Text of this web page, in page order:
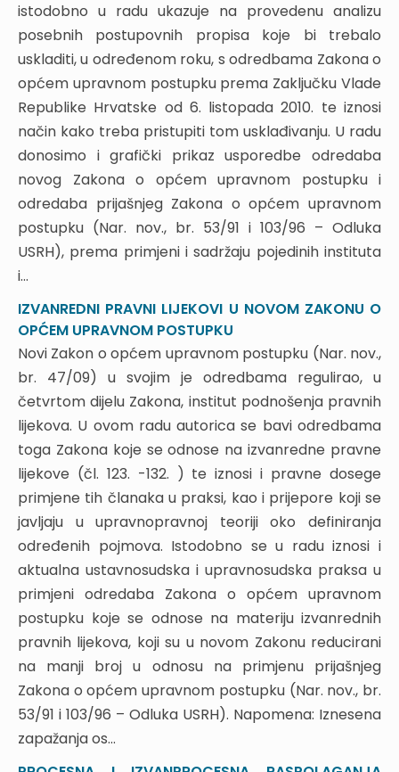
zakona u odnosu na ZUP
4.2.1. Zaključak Vlade RH
4.3. Implementacija novih pravnih instituta i
pojmova ZUP-a u zakonodavstvo
4.4. Potreba mijenjanja terminologije u posebnim
zakonima
4.5. Nužna revizija zakona u svezi s primjenom
Zakona o upravnim sporovima
4.6. Zaključna napomena
ZAKON O OPĆEM UPRAVNOM POSTUPKU – prva
godina primjene –
1. UVOD
2.1. Seminari o ZUP-u
2.2. IPA 2008. – potpora implementaciji ZUP-a
2.3. Praksa o primjeni ZUP-a
2.4. Primjena odredaba posebnih zakona i potreba
usklađivanja tih zakona
2.5. Potpora razvoju kapaciteta javnog sektora
3. ANALIZA POSEBNIH POSTUPOVNIH PROPISA
4. OBVEZA USKLAĐIVANJA POSEBNIH ZAKONA
UTVRĐENA ZAKLJUČKOM VLADE REPUBLIKE
HRVATSKE
5. PRISTUP USKLAĐIVANJU POSEBNIH PROPISA
6. ZAKLJUČNE NAPOMENE
IZVANREDNI PRAVNI LIJEKOVI U NOVOM ZAKONU
O OPĆEM UPRAVNOM POSTUPKU
1. UVOD
2. STUPNJEVANJE POGREŠNOSTI
(NEPRAVILNOSTI)
2.1. Nebitne pogreške
2.2. Pogreške koje mogu biti razlog za žalbu
2.3. Pogreške zbog kojih se primjenjuju i izvanredni
istodobno u radu ukazuje na provedenu analizu
posebnih postupovnih propisa koje bi trebalo
uskladiti, u određenom roku, s odredbama Zakona o
općem upravnom postupku prema Zaključku Vlade
Republike Hrvatske od 6. listopada 2010. te iznosi
način kako treba pristupiti tom usklađivanju. U radu
donosimo i grafički prikaz usporedbe odredaba
novog Zakona o općem upravnom postupku i
odredaba prijašnjeg Zakona o općem upravnom
postupku (Nar. nov., br. 53/91 i 103/96 – Odluka
USRH), prema primjeni i sadržaju pojedinih instituta
i...
IZVANREDNI PRAVNI LIJEKOVI U NOVOM ZAKONU O
OPĆEM UPRAVNOM POSTUPKU
Novi Zakon o općem upravnom postupku (Nar. nov.,
br. 47/09) u svojim je odredbama regulirao, u
četvrtom dijelu Zakona, institut podnošenja pravnih
lijekova. U ovom radu autorica se bavi odredbama
toga Zakona koje se odnose na izvanredne pravne
lijekove (čl. 123. -132. ) te iznosi i pravne dosege
primjene tih članaka u praksi, kao i prijepore koji se
javljaju u upravnopravnoj teoriji oko definiranja
određenih pojmova. Istodobno se u radu iznosi i
aktualna ustavnosudska i upravnosudska praksa u
primjeni odredaba Zakona o općem upravnom
postupku koje se odnose na materiju izvanrednih
pravnih lijekova, koji su u novom Zakonu reducirani
na manji broj u odnosu na primjenu prijašnjeg
Zakona o općem upravnom postupku (Nar. nov., br.
53/91 i 103/96 – Odluka USRH). Napomena: Iznesena
zapažanja os...